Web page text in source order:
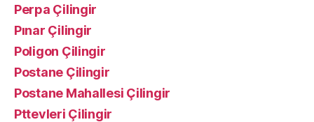
Perpa Çilingir
Pınar Çilingir
Poligon Çilingir
Postane Çilingir
Postane Mahallesi Çilingir
Pttevleri Çilingir